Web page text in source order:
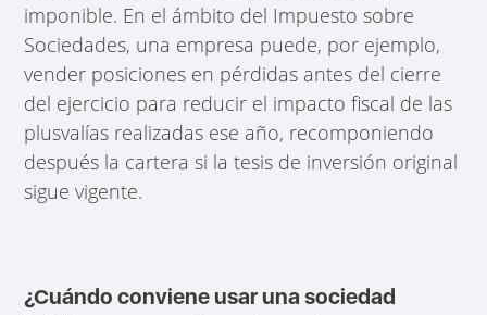
imponible. En el ámbito del Impuesto sobre
Sociedades, una empresa puede, por ejemplo,
vender posiciones en pérdidas antes del cierre
del ejercicio para reducir el impacto fiscal de las
plusvalías realizadas ese año, recomponiendo
después la cartera si la tesis de inversión original
sigue vigente.
¿Cuándo conviene usar una sociedad